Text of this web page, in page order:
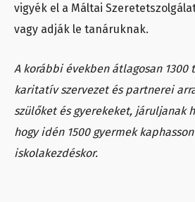
vigyék el a Máltai
vagy adják le tanáruknak.
A korábbi években átlagosan 1300
karitatív szervezet és partnerei
szülőket és gyerekeket, járuljanak
hogy idén 1500 gyermek
iskolakezdéskor.